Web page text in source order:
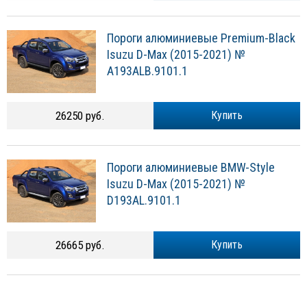
Пороги алюминиевые Premium-Black
Isuzu D-Max (2015-2021) №
A193ALB.9101.1
Купить
26250 руб.
Пороги алюминиевые BMW-Style
Isuzu D-Max (2015-2021) №
D193AL.9101.1
Купить
26665 руб.